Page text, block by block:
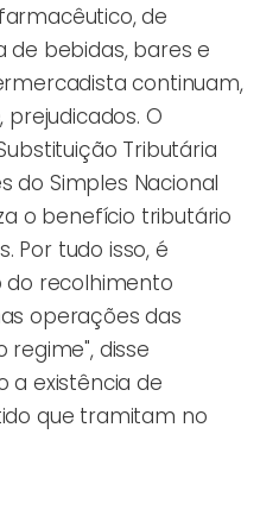
de
de bebidas, bares e
continuam,
O
Tributária
do Simples Nacional
o benefício tributário
Por tudo isso, é
do recolhimento
operações das
regime", disse
a existência de
que tramitam no